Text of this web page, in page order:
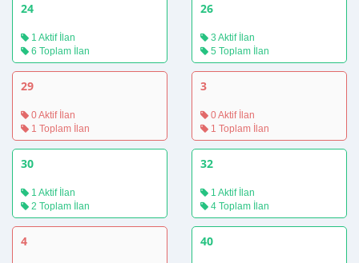
24
1 Aktif İlan
6 Toplam İlan
26
3 Aktif İlan
5 Toplam İlan
29
0 Aktif İlan
1 Toplam İlan
3
0 Aktif İlan
1 Toplam İlan
30
1 Aktif İlan
2 Toplam İlan
32
1 Aktif İlan
4 Toplam İlan
4 40